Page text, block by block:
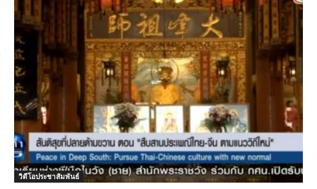
วิดีโอประชาสัมพันธ์